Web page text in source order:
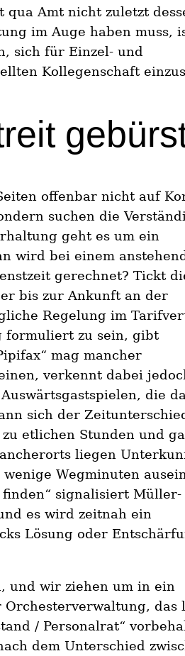
Amt nicht zuletzt
im Auge haben muss,
sich für Einzel- und
Kollegenschaft
offenbar nicht auf
suchen die
geht es um ein
wird bei einem
gerechnet? Tickt
bis zur Ankunft an der
Regelung im
formuliert zu sein, gibt
mag mancher
verkennt dabei
die
sich der
etlichen Stunden und
liegen
Wegminuten
signalisiert Müller-
es wird zeitnah ein
Lösung oder
und wir ziehen um in ein
das
/ Personalrat“
dem Unterschied